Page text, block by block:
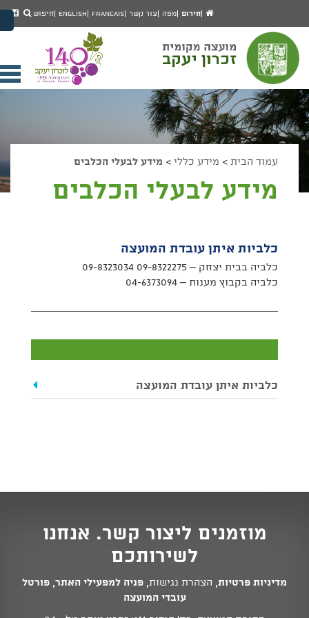
מעבר לתפריט ראשי
הגדל גודל פונט
הקטן גודל פונט
מצב ניגודיות גבוהה
מצב ניגודיות נמוכה
הצג קישורים
הצהרת נגישות
עמוד
הבית
חירום מפה צור קשר Francais
English חיפוש
עמוד הבית > מידע כללי > מידע לבעלי הכלבים
מידע לבעלי הכלבים
כלביות איתן עובדת המועצה
כלביה בבית יצחק – 09-8322275 09-8323034
כלביה בקבוץ מענות – 04-6373094
כלביות איתן עובדת המועצה
מוזמנים ליצור קשר. אנחנו
לשירותכם
מדיניות פרטיות, הצהרת נגישות, פניה למפעילי האתר, פורטל
עובדי המועצה